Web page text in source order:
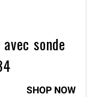
sonde
SHOP NOW